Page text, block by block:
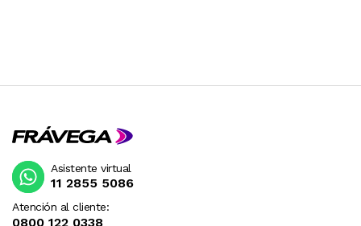
Atención al cliente:
0800 122 0338
Asistente virtual
11 2855 5086